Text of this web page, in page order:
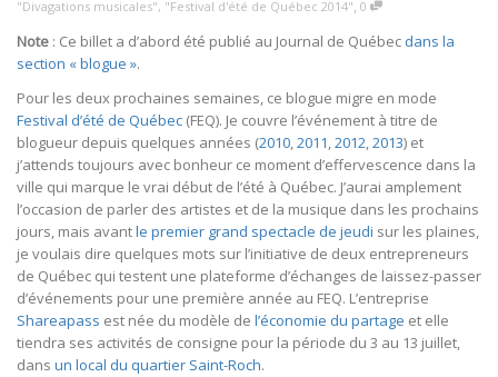
"Divagations musicales", "Festival d'été de Québec 2014", 0
Note : Ce billet a d’abord été publié au Journal de Québec dans la
section « blogue ».
Pour les deux prochaines semaines, ce blogue migre en mode
Festival d’été de Québec (FEQ). Je couvre l’événement à titre de
blogueur depuis quelques années (2010,2011,2012,2013) et
j’attends toujours avec bonheur ce moment d’effervescence dans la
ville qui marque le vrai début de l’été à Québec. J’aurai amplement
l’occasion de parler des artistes et de la musique dans les prochains
jours, mais avantle premier grand spectacle de jeudi sur les plaines,
je voulais dire quelques mots sur l’initiative de deux entrepreneurs
de Québec qui testent une plateforme d’échanges de laissez-passer
d’événements pour une première année au FEQ. L’entreprise
Shareapass est née du modèle de l’économie du partage et elle
tiendra ses activités de consigne pour la période du 3 au 13 juillet,
dans un local du quartier Saint-Roch.